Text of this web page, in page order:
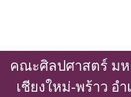
คณะศิลปศาสตร์ ม
เชียงใหม่-พร้าว อ